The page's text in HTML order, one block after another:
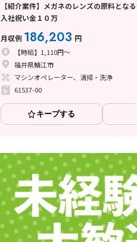
【紹介案件】メガネのレンズの原料とな
入社祝い金１０万
月収例 186,203 円
【時給】1,110円～
福井県鯖江市
マシンオペレーター、清掃・洗浄
61537-00
キープする